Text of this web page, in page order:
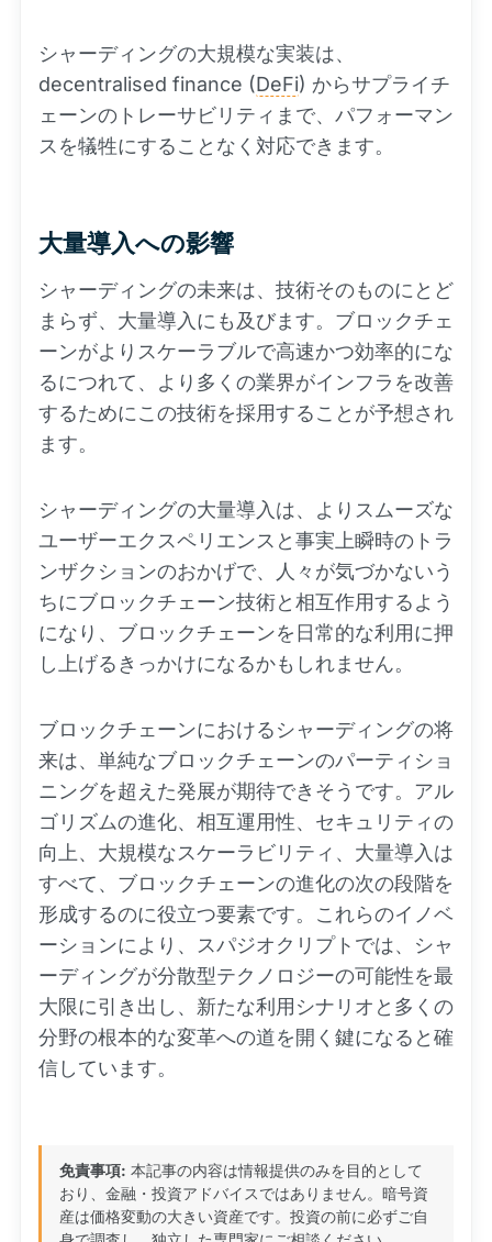
シャーディングの大規模な実装は、
decentralised finance (DeFi) からサプライチ
ェーンのトレーサビリティまで、パフォーマン
スを犠牲にすることなく対応できます。
大量導入への影響
シャーディングの未来は、技術そのものにとど
まらず、大量導入にも及びます。ブロックチェ
ーンがよりスケーラブルで高速かつ効率的にな
るにつれて、より多くの業界がインフラを改善
するためにこの技術を採用することが予想され
ます。
シャーディングの大量導入は、よりスムーズな
ユーザーエクスペリエンスと事実上瞬時のトラ
ンザクションのおかげで、人々が気づかないう
ちにブロックチェーン技術と相互作用するよう
になり、ブロックチェーンを日常的な利用に押
し上げるきっかけになるかもしれません。
ブロックチェーンにおけるシャーディングの将
来は、単純なブロックチェーンのパーティショ
ニングを超えた発展が期待できそうです。アル
ゴリズムの進化、相互運用性、セキュリティの
向上、大規模なスケーラビリティ、大量導入は
すべて、ブロックチェーンの進化の次の段階を
形成するのに役立つ要素です。これらのイノベ
ーションにより、スパジオクリプトでは、シャ
ーディングが分散型テクノロジーの可能性を最
大限に引き出し、新たな利用シナリオと多くの
分野の根本的な変革への道を開く鍵になると確
信しています。
免責事項: 本記事の内容は情報提供のみを目的として
おり、金融・投資アドバイスではありません。暗号資
産は価格変動の大きい資産です。投資の前に必ずご自